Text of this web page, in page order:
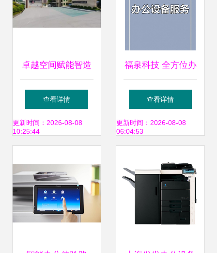
卓越空间赋能智造
未来 威尔斯清远基
地新办公大楼落成
查看详情
更新时间：2026-08-08
10:25:44
福泉科技 全方位办
公设备维修与回收
服务的行业标杆
查看详情
更新时间：2026-08-08
06:04:53